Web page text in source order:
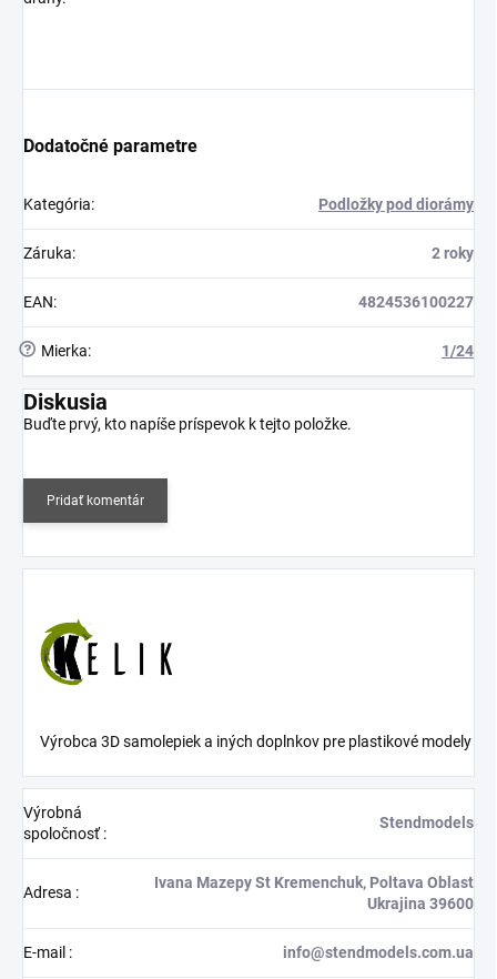
Dodatočné parametre
Kategória: Podložky pod diorámy
Záruka: 2 roky
EAN: 4824536100227
? Mierka: 1/24
Diskusia
Buďte prvý, kto napíše príspevok k tejto položke.
Pridať komentár
Výrobca 3D samolepiek a iných doplnkov pre plastikové modely
Výrobná
spoločnosť:
Stendmodels
Adresa :
Ivana Mazepy St Kremenchuk, Poltava Oblast
Ukrajina 39600
E-mail : info@stendmodels.com.ua